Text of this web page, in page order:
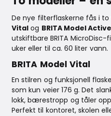
De nye filterflaskerne fås i to
Vital og BRITA Model
utskiftbare BRITA
uker eller til ca. 60 liter vann.
BRITA Model Vital
En stilren og funksjonell
som kun veier 176 g. Det
lokk, bærestropp og tåler
Perfekt til kontoret, skolen